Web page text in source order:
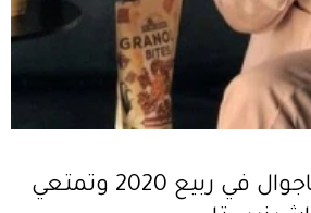
اعتمدي طقم كاجوال في ربيع 2020 وتمتعي